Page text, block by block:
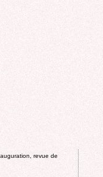
revue de